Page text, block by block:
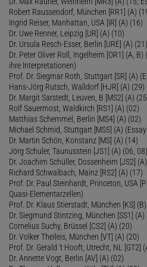
Robert Raussendorf, München [RR1] (A)
Ingrid Reiser, Manhattan, USA [IR] (A) (16)
Dr. Uwe Renner, Leipzig [UR] (A) (10)
Dr. Ursula Resch-Esser, Berlin [URE] (A) (21)
Dr. Peter Oliver Roll, Ingelheim [OR1] (A,
ihre Interpretationen)
Prof. Dr. Siegmar Roth, Stuttgart [SR] (A)
Hans-Jörg Rutsch, Walldorf [HJR] (A) (29)
Dr. Margit Sarstedt, Leuven, B [MS2] (A)
Rolf Sauermost, Waldkirch [RS1] (A) (02)
Matthias Schemmel, Berlin [MS4] (A) (02)
Michael Schmid, Stuttgart [MS5] (A)
Dr. Martin Schön, Konstanz [MS] (A) (14)
Jörg Schuler, Taunusstein [JS1] (A) (06, 08)
Dr. Joachim Schüller, Dossenheim [JS2]
Richard Schwalbach, Mainz [RS2] (A) (17)
Prof. Dr. Paul Steinhardt, Princeton, USA
Quasi-Elementarzellen)
Prof. Dr. Klaus Stierstadt, München [KS] (B)
Dr. Siegmund Stintzing, München [SS1] (A)
Cornelius Suchy, Brüssel [CS2] (A) (20)
Dr. Volker Theileis, München [VT] (A) (20)
Prof. Dr. Gerald 't Hooft, Utrecht, NL [GT2]
Dr. Annette Vogt, Berlin [AV] (A) (02)